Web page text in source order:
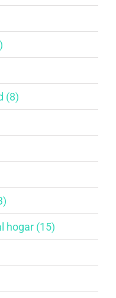
(8)
hogar​ (15)